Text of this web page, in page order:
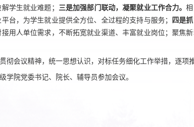
学生就业难题； 三是加强部门联动，凝聚就业工作合力。
台，为学生就业提供全方位、全过程的支持与服务；
四是
用人单位需求，不断拓宽就业渠道、丰富就业岗位；聚焦
彻会议精神，统一思想认识，对标任务细化工作举措，逐
学院党委书记、院长、辅导员参加会议。